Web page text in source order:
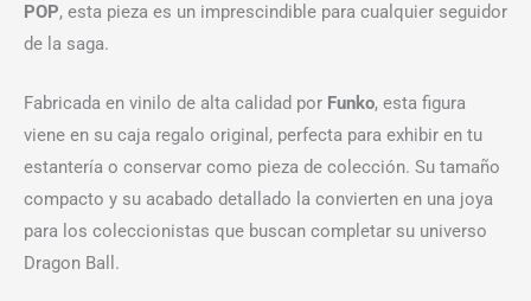
POP, esta pieza es un imprescindible para cualquier seguidor
de la saga.
Fabricada en vinilo de alta calidad por Funko, esta figura
viene en su caja regalo original, perfecta para exhibir en tu
estantería o conservar como pieza de colección. Su tamaño
compacto y su acabado detallado la convierten en una joya
para los coleccionistas que buscan completar su universo
Dragon Ball.